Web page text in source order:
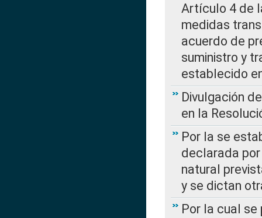
Artículo 4 de
medidas
acuerdo de
suministro y
establecido
Divulgación
en la
Por la se
declarada
natural
y se dictan
Por la cual